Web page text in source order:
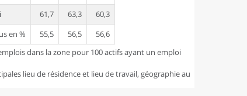
61,7 63,3
60,3
en %
55,5 56,5
56,6
dans la zone pour 100 actifs ayant un emploi
lieu de résidence et lieu de travail, géographie au